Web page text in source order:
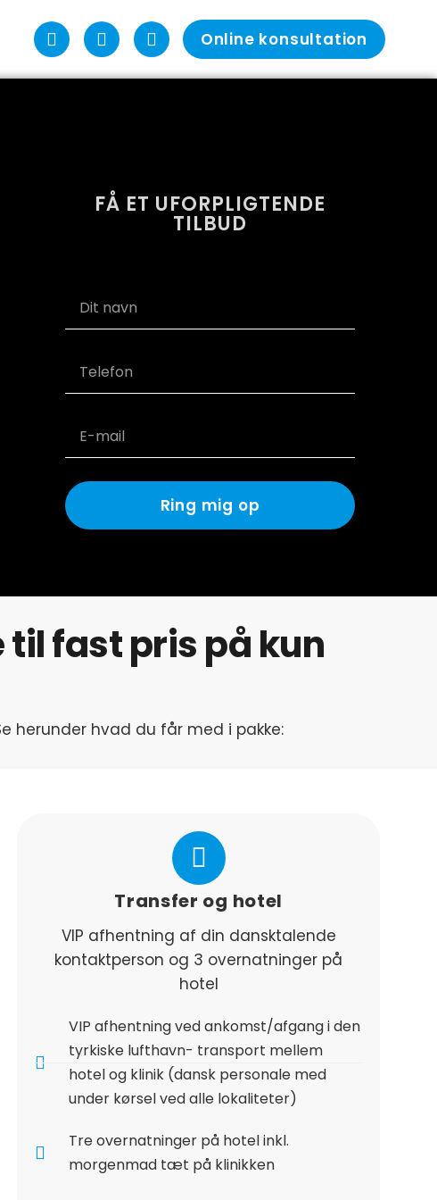
Online konsultation
FÅ ET UFORPLIGTENDE
TILBUD
Ring mig op
fast pris på kun
herunder hvad du får med i pakke:
Transfer og hotel
VIP afhentning af din dansktalende
kontaktperson og 3 overnatninger på
hotel
VIP afhentning ved ankomst/afgang i den
tyrkiske lufthavn- transport mellem
hotel og klinik (dansk personale med
under kørsel ved alle lokaliteter)
Tre overnatninger på hotel inkl.
morgenmad tæt på klinikken